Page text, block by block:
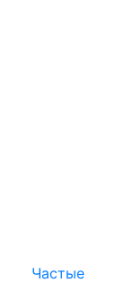
Частые